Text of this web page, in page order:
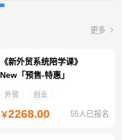
更多
《新外贸系统陪学课》
New「预售-特惠」
外贸 创业
￥2268.00 55人已报名